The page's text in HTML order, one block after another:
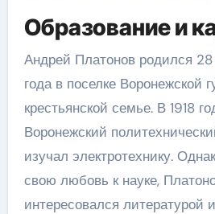
Образование и
Андрей Платонов родился 28
года в поселке Воронежской
крестьянской семье. В 1918
Воронежский
изучал электротехнику.
свою любовь к науке,
интересовался литературой